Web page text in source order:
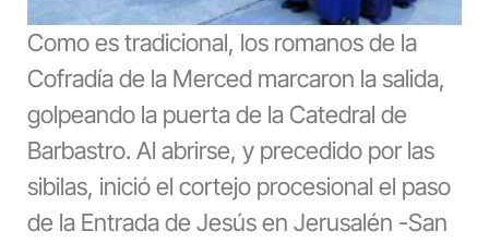
Como es tradicional, los romanos de la
Cofradía de la Merced marcaron la salida,
golpeando la puerta de la Catedral de
Barbastro. Al abrirse, y precedido por las
sibilas, inició el cortejo procesional el paso
de la Entrada de Jesús en Jerusalén -San